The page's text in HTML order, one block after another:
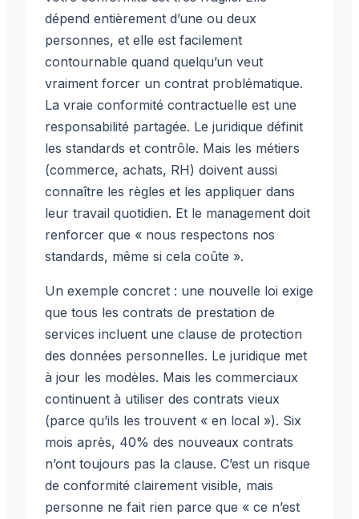
dépend entièrement d’une ou deux
personnes, et elle est facilement
contournable quand quelqu’un veut
vraiment forcer un contrat problématique.
La vraie conformité contractuelle est une
responsabilité partagée. Le juridique définit
les standards et contrôle. Mais les métiers
(commerce, achats, RH) doivent aussi
connaître les règles et les appliquer dans
leur travail quotidien. Et le management doit
renforcer que « nous respectons nos
standards, même si cela coûte ».
Un exemple concret : une nouvelle loi exige
que tous les contrats de prestation de
services incluent une clause de protection
des données personnelles. Le juridique met
à jour les modèles. Mais les commerciaux
continuent à utiliser des contrats vieux
(parce qu’ils les trouvent « en local »). Six
mois après, 40% des nouveaux contrats
n’ont toujours pas la clause. C’est un risque
de conformité clairement visible, mais
personne ne fait rien parce que « ce n’est